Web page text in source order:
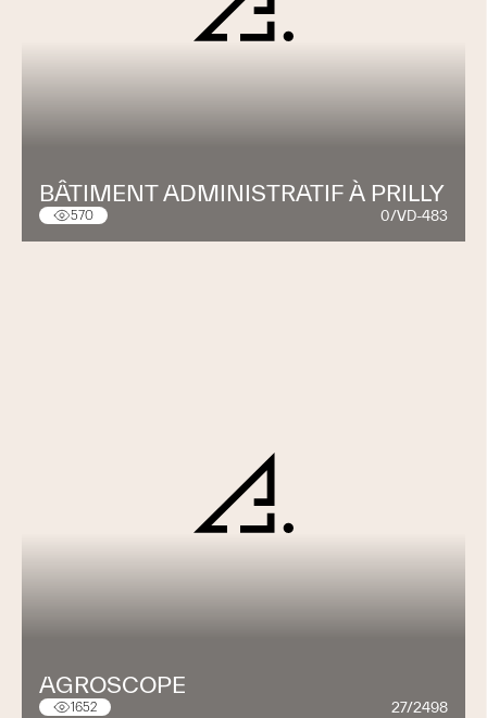
BÂTIMENT ADMINISTRATIF À PRILLY
570 0/VD-483
AGROSCOPE
1652 27/2498